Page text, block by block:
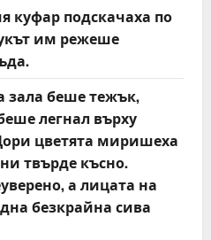
куфар подскачаха по
им режеше
зала беше тежък,
легнал върху
цветята миришеха
твърде късно.
а лицата на
безкрайна сива